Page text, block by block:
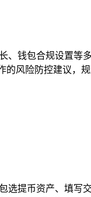
、钱包合规设置等
的风险防控建议，
选提币资产、填写